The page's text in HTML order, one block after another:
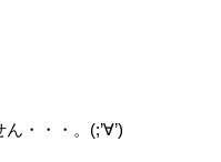
・・・。(;’∀’)